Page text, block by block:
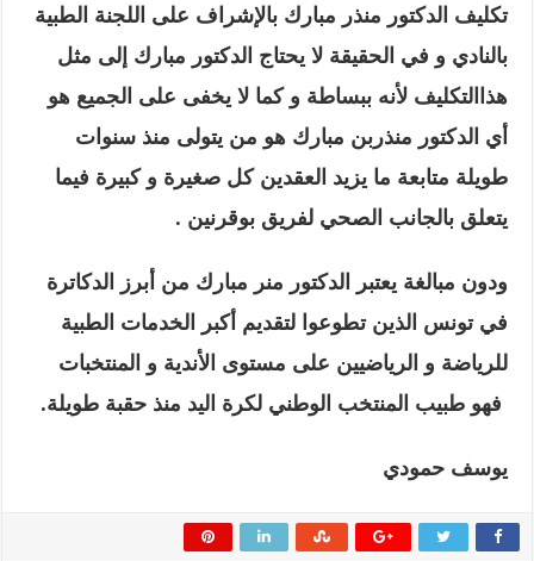
تكليف الدكتور منذر مبارك بالإشراف على اللجنة الطبية
بالنادي و في الحقيقة لا يحتاج الدكتور مبارك إلى مثل
هذاالتكليف لأنه ببساطة و كما لا يخفى على الجميع هو
أي الدكتور منذربن مبارك هو من يتولى منذ سنوات
طويلة متابعة ما يزيد العقدين كل صغيرة و كبيرة فيما
يتعلق بالجانب الصحي لفريق بوقرنين .
ودون مبالغة يعتبر الدكتور منر مبارك من أبرز الدكاترة
في تونس الذين تطوعوا لتقديم أكبر الخدمات الطبية
للرياضة و الرياضيين على مستوى الأندية و المنتخبات
فهو طبيب المنتخب الوطني لكرة اليد منذ حقبة طويلة.
يوسف حمودي